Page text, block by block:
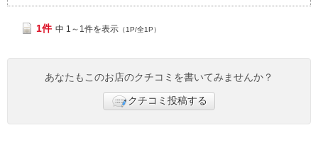
1件 中 1～1件を表示 （1P/全1P）
あなたもこのお店のクチコミを書いてみませんか？
クチコミ投稿する